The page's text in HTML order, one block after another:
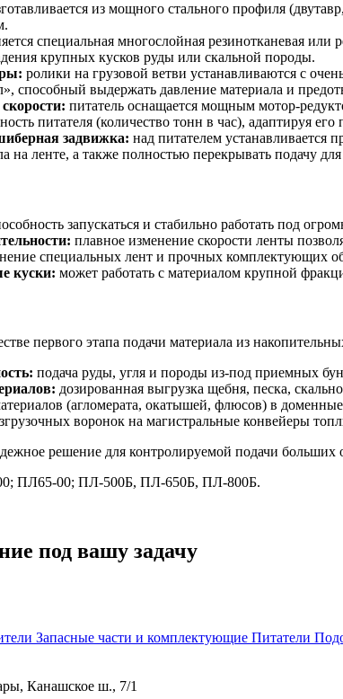
из мощного стального профиля
специальная многослойная резинотканевая
крупных кусков руды или скальной породы.
ролики на грузовой ветви устанавливаются с
способный выдержать давление материала и
питатель оснащается мощным мотор-
питателя (количество тонн в час), адаптируя
задвижка: над питателем устанавливается
на ленте, а также полностью перекрывать подачу
запускаться и стабильно работать под
плавное изменение скорости ленты
специальных лент и прочных комплектующих
куски: может работать с материалом крупной
первого этапа подачи материала из
подача руды, угля и породы из-под приемных
дозированная выгрузка щебня, песка,
(агломерата, окатышей, флюсов) в
воронок на магистральные конвейеры
решение для контролируемой подачи больших
ПЛ65-00; ПЛ-500Б, ПЛ-650Б, ПЛ-800Б.
под вашу задачу
Запасные части и комплектующие Питатели
Канашское ш., 7/1